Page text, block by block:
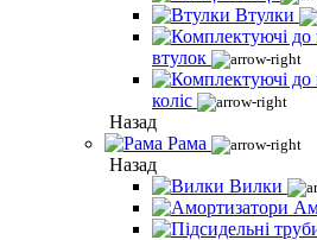
Втулки
втулок
коліс
Назад
Рама
Назад
Вилки